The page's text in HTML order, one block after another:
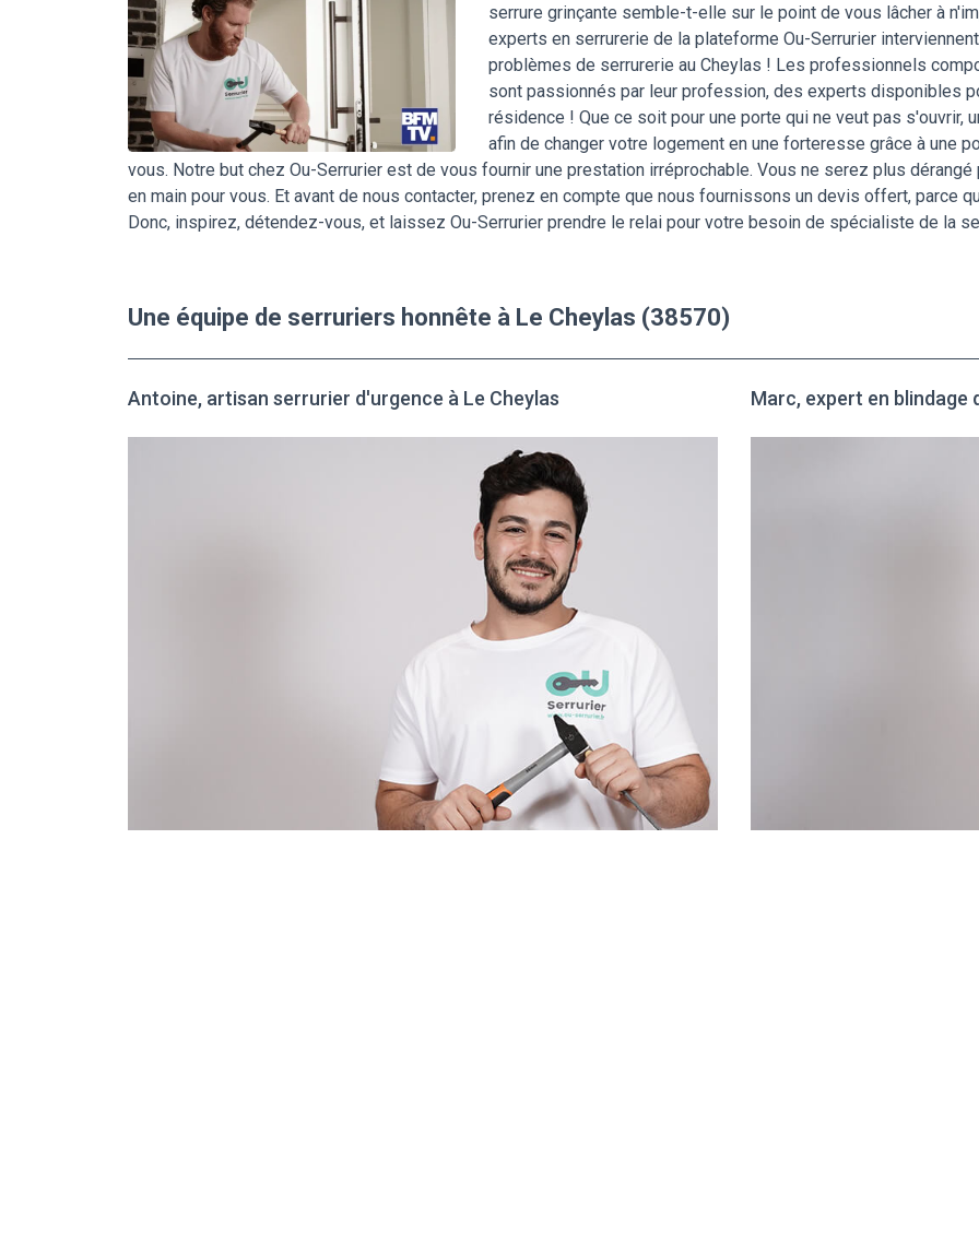
serrure grinçante semble-t-elle sur le point de vous lâcher à
experts en serrurerie de la plateforme Ou-Serrurier
problèmes de serrurerie au Cheylas ! Les professionnels
sont passionnés par leur profession, des experts disponibles
résidence ! Que ce soit pour une porte qui ne veut pas s'ouvrir,
afin de changer votre logement en une forteresse grâce à une
vous. Notre but chez Ou-Serrurier est de vous fournir une prestation irréprochable. Vous ne serez plus
en main pour vous. Et avant de nous contacter, prenez en compte que nous fournissons un devis offert, parce
Donc, inspirez, détendez-vous, et laissez Ou-Serrurier prendre le relai pour votre besoin de spécialiste de la
Une équipe de serruriers honnête à Le Cheylas (38570)
Antoine, artisan serrurier d'urgence à Le Cheylas Marc, expert en blindage